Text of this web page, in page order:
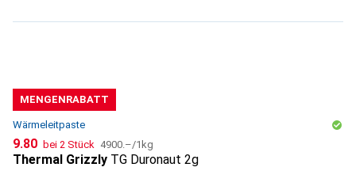
MENGENRABATT
Wärmeleitpaste
CHF
9.80 bei 2 Stück CHF
4900.–/1kg
Thermal Grizzly TG Duronaut 2g